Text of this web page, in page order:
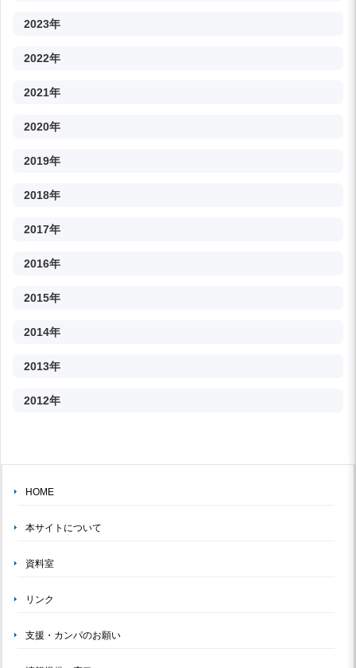
2023年
2022年
2021年
2020年
2019年
2018年
2017年
2016年
2015年
2014年
2013年
2012年
HOME
本サイトについて
資料室
リンク
支援・カンパのお願い